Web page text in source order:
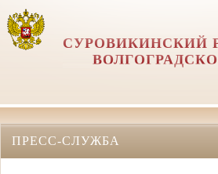
СУРОВИКИНСКИЙ
ПРЕСС-СЛУЖБА